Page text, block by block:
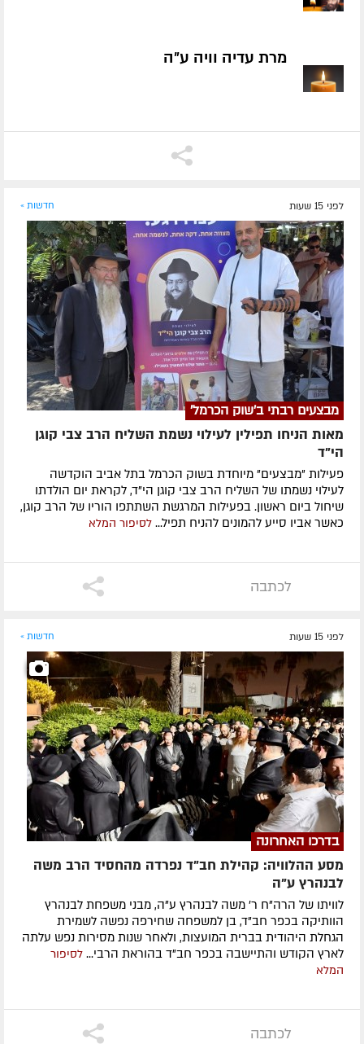
מרת עדיה וויה ע״ה
לפני 15 שעות חדשות »
מבצעים רבתי ב'שוק הכרמל'
מאות הניחו תפילין לעילוי נשמת השליח הרב צבי קוגן
הי”ד
פעילות "מבצעים" מיוחדת בשוק הכרמל בתל אביב הוקדשה
לעילוי נשמתו של השליח הרב צבי קוגן הי"ד, לקראת יום הולדתו
שיחול ביום ראשון. בפעילות המרגשת השתתפו הוריו של הרב קוגן,
כאשר אביו סייע להמונים להניח תפיל... לסיפור המלא
לכתבה
לפני 15 שעות חדשות »
בדרכו האחרונה
מסע ההלוויה: קהילת חב"ד נפרדה מהחסיד הרב משה
לבנהרץ ע"ה
לוויתו של הרה"ח ר' משה לבנהרץ ע"ה, מבני משפחת לבנהרץ
הוותיקה בכפר חב"ד, בן למשפחה שחירפה נפשה לשמירת
הגחלת היהודית בברית המועצות, ולאחר שנות מסירות נפש עלתה
לארץ הקודש והתיישבה בכפר חב"ד בהוראת הרבי... לסיפור
המלא
לכתבה